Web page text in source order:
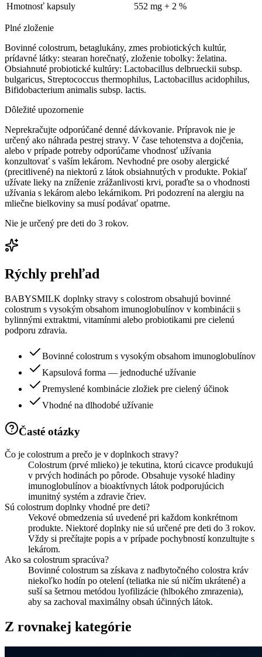
Hmotnosť kapsuly
552 mg + 2 %
Plné zloženie
Bovinné colostrum, betaglukány, zmes probiotických kultúr,
prídavné látky: stearan horečnatý, zloženie tobolky: želatina.
Obsiahnuté probiotické kultúry: Lactobacillus delbrueckii subsp.
bulgaricus, Streptococcus thermophilus, Lactobacillus acidophilus,
Bifidobacterium animalis subsp. lactis.
Dôležité upozornenie
Neprekračujte odporúčané denné dávkovanie. Prípravok nie je
určený ako náhrada pestrej stravy. V čase tehotenstva a dojčenia,
alebo v prípade potreby odporúčame vhodnosť užívania
konzultovať s vaším lekárom. Nevhodné pre osoby alergické
(precitlivené) na niektorú z látok obsiahnutých v produkte. Pokiaľ
užívate lieky na zníženie zrážanlivosti krvi, poraďte sa o vhodnosti
užívania s lekárom alebo lekárnikom. Pri podozrení na alergiu na
mliečne bielkoviny sa musí podávať opatrne.
Nie je určený pre deti do 3 rokov.
Rýchly prehľad
BABYSMILK doplnky stravy s colostrom obsahujú bovinné
colostrum s vysokým obsahom imunoglobulínov v kombinácii s
bylinnými extraktmi, vitamínmi alebo probiotikami pre cielenú
podporu zdravia.
Bovinné colostrum s vysokým obsahom imunoglobulínov
Kapsulová forma — jednoduché užívanie
Premyslené kombinácie zložiek pre cielený účinok
Vhodné na dlhodobé užívanie
Časté otázky
Čo je colostrum a prečo je v doplnkoch stravy?
Colostrum (prvé mlieko) je tekutina, ktorú cicavce produkujú
v prvých hodinách po pôrode. Obsahuje vysoké hladiny
imunoglobulínov a bioaktívnych látok podporujúcich
imunitný systém a zdravie čriev.
Sú colostrum doplnky vhodné pre deti?
Vekové obmedzenia sú uvedené pri každom konkrétnom
produkte. Niektoré doplnky nie sú určené pre deti do 3 rokov.
Vždy si prečítajte popis a v prípade pochybností konzultujte s
lekárom.
Ako sa colostrum spracúva?
Bovinné colostrum sa získava z nadbytočného colostra kráv
niekoľko hodín po otelení (teliatka nie sú ničím ukrátené) a
suší sa šetrnou metódou lyofilizácie (hlbokého zmrazenia),
aby sa zachoval maximálny obsah účinných látok.
Z rovnakej kategórie